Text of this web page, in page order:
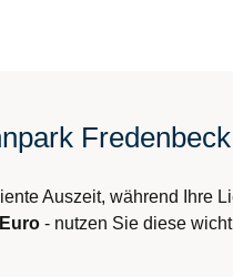
Auszeit, während Ihre
- nutzen Sie diese